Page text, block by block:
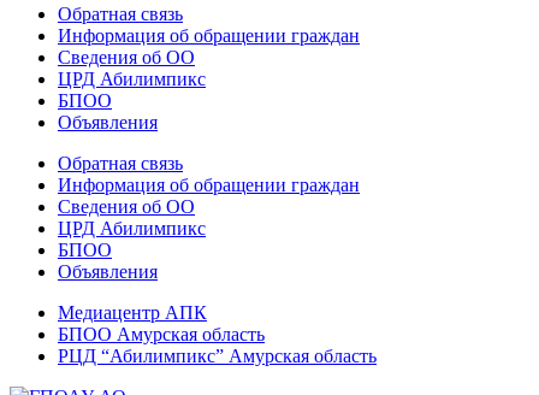
Обратная связь
Информация об обращении граждан
Сведения об ОО
ЦРД Абилимпикс
БПОО
Объявления
Обратная связь
Информация об обращении граждан
Сведения об ОО
ЦРД Абилимпикс
БПОО
Объявления
Медиацентр АПК
БПОО Амурская область
РЦД “Абилимпикс” Амурская область